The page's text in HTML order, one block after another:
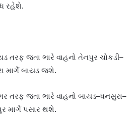
રહેશે.
તરફ જતા ભારે વાહનો તેનપુર ચોકડી–
માર્ગે બાયડ જશે.
તરફ જતા ભારે વાહનો બાયડ–ધનસુરા–
માર્ગે પસાર થશે.